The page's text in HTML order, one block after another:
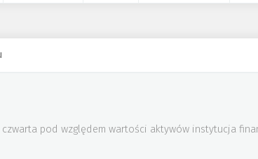
pod względem wartości aktywów instytucja